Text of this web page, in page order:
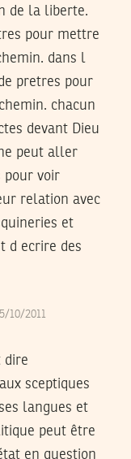
de la liberte.
pour mettre
dans l
pretres pour
chacun
devant Dieu
peut aller
pour voir
relation avec
et
d ecrire des
10/2011
dire
sceptiques
langues et
peut être
en question